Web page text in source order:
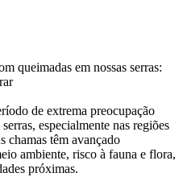
queimadas em nossas serras:
de extrema preocupação
especialmente nas regiões
chamas têm avançado
ambiente, risco à fauna e flora,
próximas.